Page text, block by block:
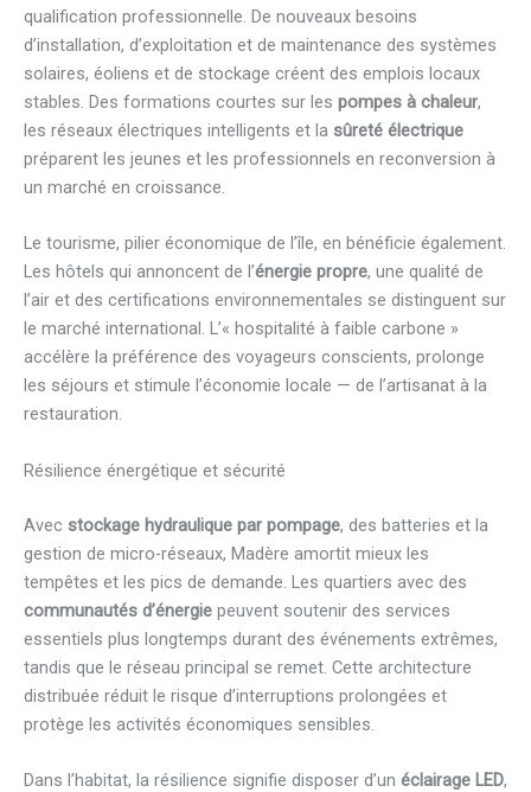
qualification professionnelle. De nouveaux besoins
d’installation, d’exploitation et de maintenance des systèmes
solaires, éoliens et de stockage créent des emplois locaux
stables. Des formations courtes sur les pompes à chaleur,
les réseaux électriques intelligents et la sûreté électrique
préparent les jeunes et les professionnels en reconversion à
un marché en croissance.
Le tourisme, pilier économique de l’île, en bénéficie également.
Les hôtels qui annoncent de l’énergie propre, une qualité de
l’air et des certifications environnementales se distinguent sur
le marché international. L’« hospitalité à faible carbone »
accélère la préférence des voyageurs conscients, prolonge
les séjours et stimule l’économie locale — de l’artisanat à la
restauration.
Résilience énergétique et sécurité
Avec stockage hydraulique par pompage, des batteries et la
gestion de micro-réseaux, Madère amortit mieux les
tempêtes et les pics de demande. Les quartiers avec des
communautés d’énergie peuvent soutenir des services
essentiels plus longtemps durant des événements extrêmes,
tandis que le réseau principal se remet. Cette architecture
distribuée réduit le risque d’interruptions prolongées et
protège les activités économiques sensibles.
Dans l’habitat, la résilience signifie disposer d’un éclairage LED,